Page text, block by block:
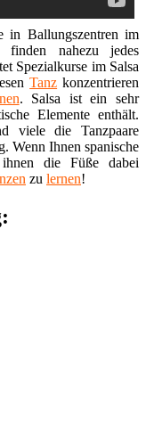
in Ballungszentren im
finden nahezu jedes
Spezialkurse im Salsa
Tanz konzentrieren
. Salsa ist ein sehr
Elemente enthält.
viele die Tanzpaare
Wenn Ihnen spanische
die Füße dabei
zu lernen!